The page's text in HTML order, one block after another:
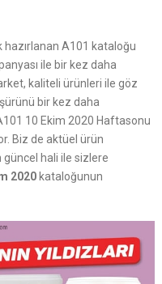
A101 kataloğu
ile bir kez daha
kaliteli ürünleri ile göz
bir kez daha
10 Ekim 2020 Haftasonu
Biz de aktüel ürün
hali ile sizlere
2020kataloğunun